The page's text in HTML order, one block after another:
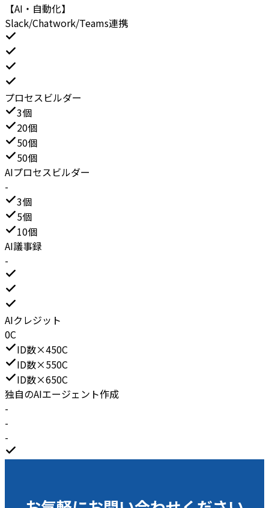
【AI・自動化】
Slack/Chatwork/Teams連携
プロセスビルダー
3個
20個
50個
50個
AIプロセスビルダー
-
3個
5個
10個
AI議事録
-
AIクレジット
0C
ID数×450C
ID数×550C
ID数×650C
独自のAIエージェント作成
-
-
-